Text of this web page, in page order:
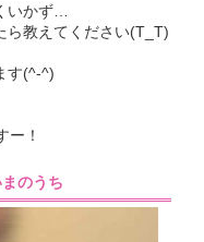
いかず…
ら教えてください(T_T)
す(^-^)
ー！
のうち